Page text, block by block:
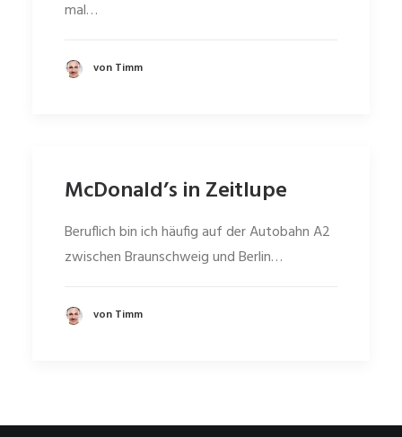
mal…
von Timm
McDonald’s in Zeitlupe
Beruflich bin ich häufig auf der Autobahn A2
zwischen Braunschweig und Berlin…
von Timm